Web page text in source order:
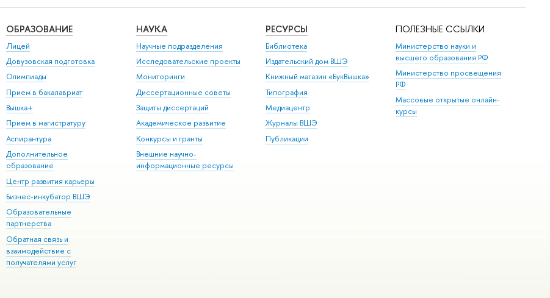
ОБРАЗОВАНИЕ
Лицей
Довузовская подготовка
Олимпиады
Прием в бакалавриат
Вышка+
Прием в магистратуру
Аспирантура
Дополнительное
образование
Центр развития карьеры
Бизнес-инкубатор ВШЭ
Образовательные
партнерства
Обратная связь и
взаимодействие с
получателями услуг
НАУКА
Научные подразделения
Исследовательские проекты
Мониторинги
Диссертационные советы
Защиты диссертаций
Академическое развитие
Конкурсы и гранты
Внешние научно-
информационные ресурсы
РЕСУРСЫ
Библиотека
Издательский дом ВШЭ
Книжный магазин «БукВышка»
Типография
Медиацентр
Журналы ВШЭ
Публикации
ПОЛЕЗНЫЕ ССЫЛКИ
Министерство науки и
высшего образования РФ
Министерство просвещения
РФ
Массовые открытые онлайн-
курсы